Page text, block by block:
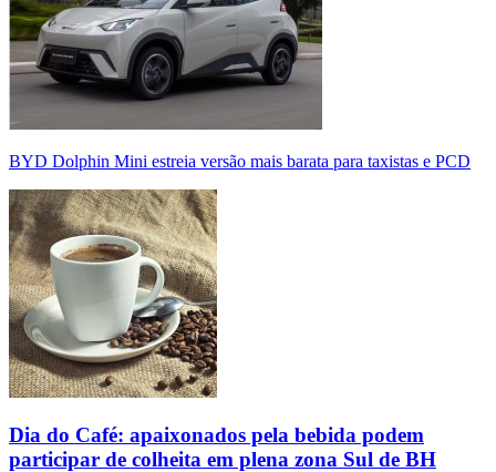
BYD Dolphin Mini estreia versão mais barata para taxistas e PCD
Dia do Café: apaixonados pela bebida podem
participar de colheita em plena zona Sul de BH